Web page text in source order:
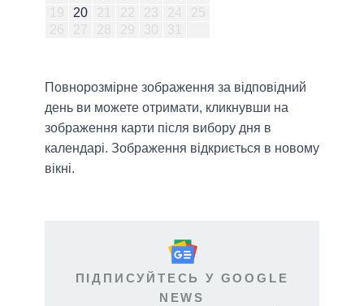
20
Повнорозмірне зображення за відповідний
день ви можете отримати, кликнувши на
зображення карти після вибору дня в
календарі. Зображення відкриється в новому
вікні.
ПІДПИСУЙТЕСЬ У GOOGLE
NEWS